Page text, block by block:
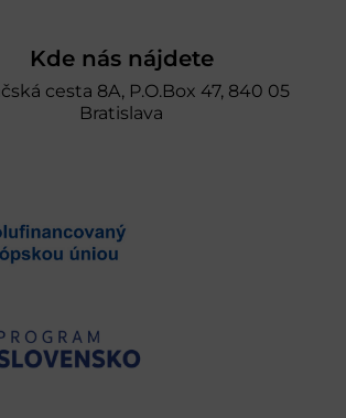
Kde nás nájdete
cesta 8A, P.O.Box 47, 840 05
Bratislava